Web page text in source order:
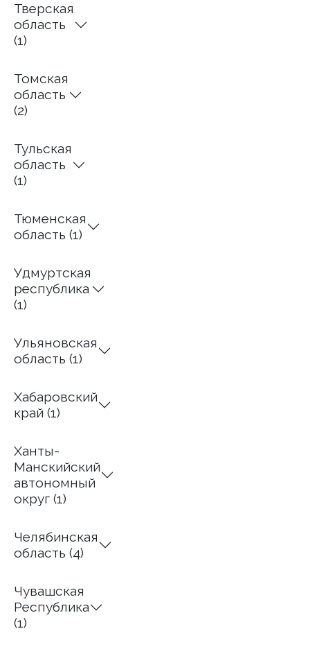
Тверская
область
(1)
Томская
область
(2)
Тульская
область
(1)
Тюменская
область (1)
Удмуртская
республика
(1)
Ульяновская
область (1)
Хабаровский
край (1)
Ханты-
Манскийский
автономный
округ (1)
Челябинская
область (4)
Чувашская
Республика
(1)